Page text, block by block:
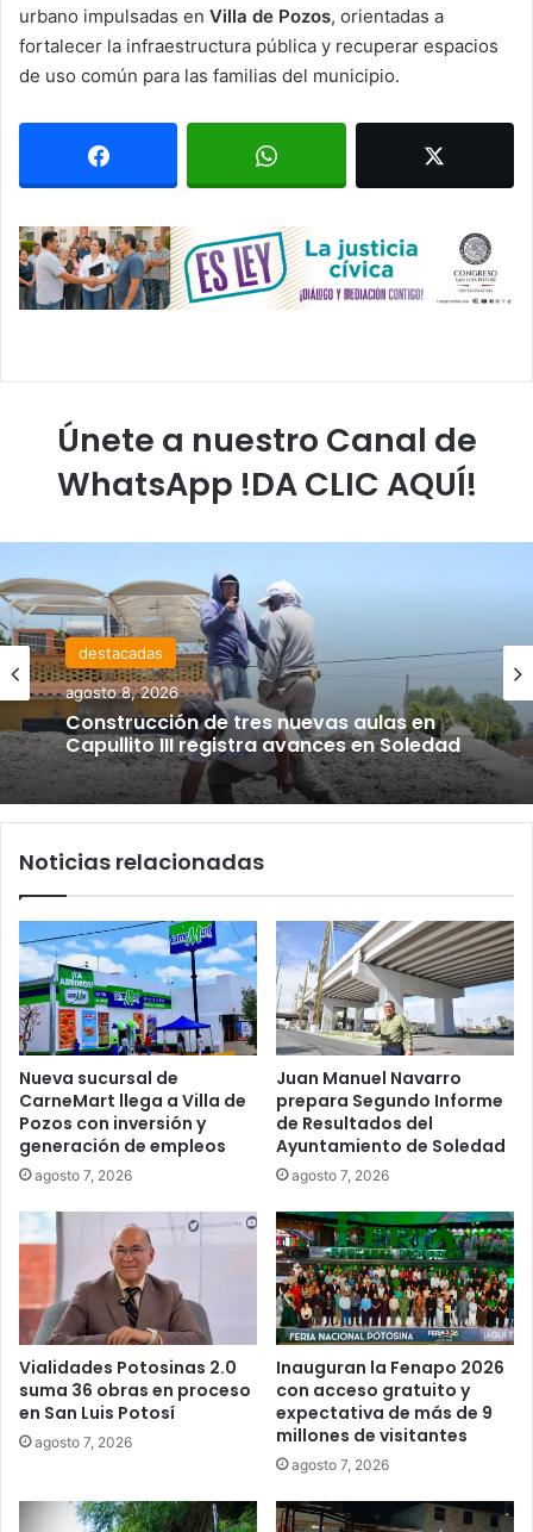
urbano impulsadas en Villa de Pozos, orientadas a
fortalecer la infraestructura pública y recuperar espacios
de uso común para las familias del municipio.
Únete a nuestro Canal de
WhatsApp !DA CLIC AQUÍ!
destacadas
agosto 8, 2026
Construcción de tres nuevas aulas en
Capullito III registra avances en Soledad
Noticias relacionadas
Nueva sucursal de
CarneMart llega a Villa de
Pozos con inversión y
generación de empleos
agosto 7, 2026
Juan Manuel Navarro
prepara Segundo Informe
de Resultados del
Ayuntamiento de Soledad
agosto 7, 2026
Vialidades Potosinas 2.0
suma 36 obras en proceso
en San Luis Potosí
agosto 7, 2026
Inauguran la Fenapo 2026
con acceso gratuito y
expectativa de más de 9
millones de visitantes
agosto 7, 2026